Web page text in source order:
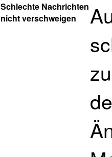
Schlechte Nachrichten
nicht verschweigen